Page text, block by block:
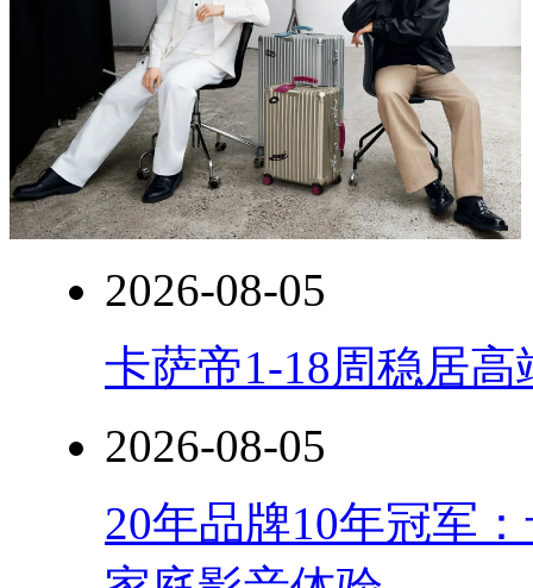
2026-08-05
卡萨帝1-18周稳居
2026-08-05
20年品牌10年冠军